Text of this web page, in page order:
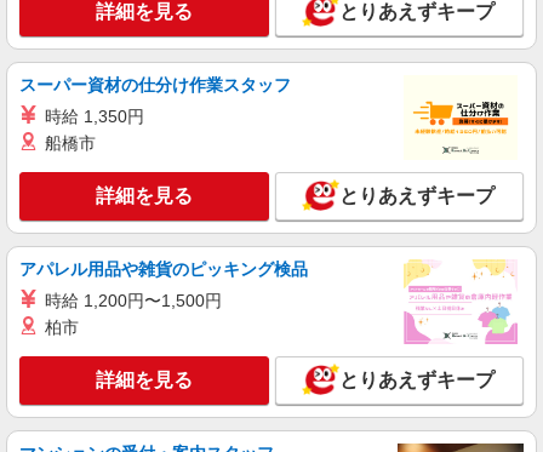
詳細を見る とりあえずキープ
スーパー資材の仕分け作業スタッフ
時給 1,350円
船橋市
詳細を見る とりあえずキープ
アパレル用品や雑貨のピッキング検品
時給 1,200円〜1,500円
柏市
詳細を見る とりあえずキープ